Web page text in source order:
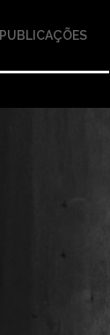
PUBLICAÇÕES